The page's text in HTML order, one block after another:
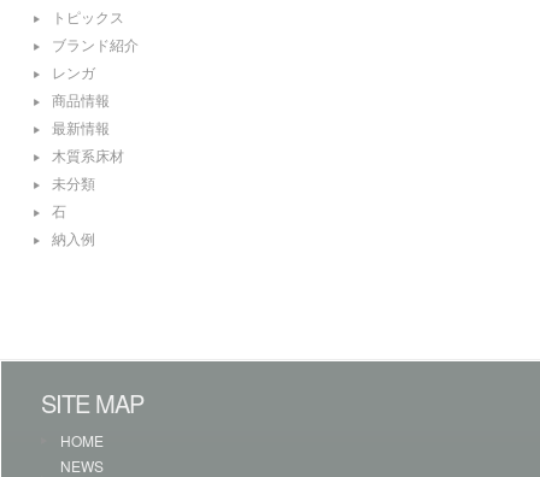
トピックス
ブランド紹介
レンガ
商品情報
最新情報
木質系床材
未分類
石
納入例
SITE MAP
HOME
NEWS